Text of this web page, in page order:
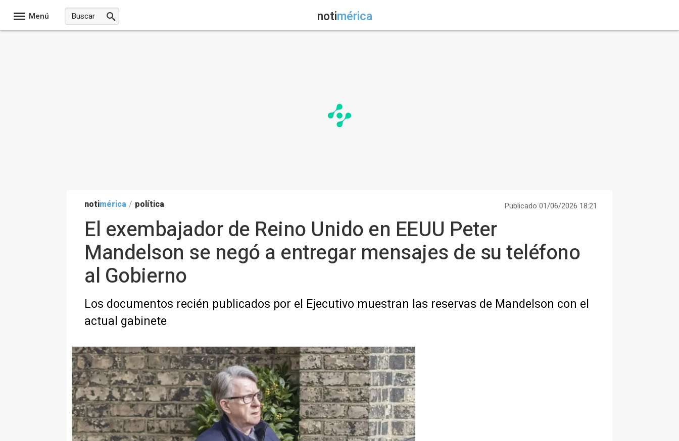
Menú notimérica
notimérica / política Publicado 01/06/2026 18:21
El exembajador de Reino Unido en EEUU Peter
Mandelson se negó a entregar mensajes de su teléfono
al Gobierno
Los documentos recién publicados por el Ejecutivo muestran las reservas de Mandelson con el
actual gabinete